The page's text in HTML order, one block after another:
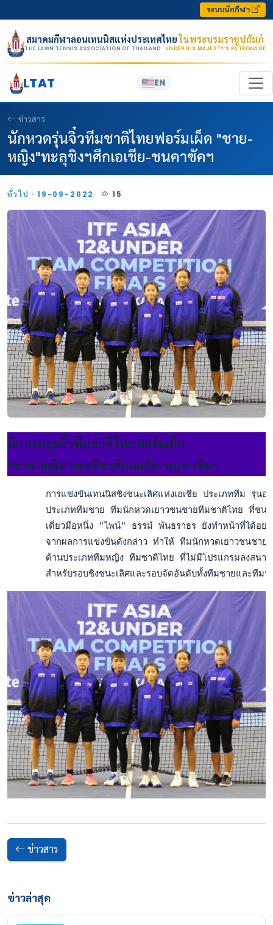
ระบบนักกีฬา
สมาคมกีฬาลอนเทนนิสแห่งประเทศไทยในพระบรมราชูปถัมภ์
THE LAWN TENNIS ASSOCIATION OF THAILAND · UNDER HIS MAJESTY’S PATRONAGE
LTAT EN
ข่าวสาร
นักหวดรุ่นจิ๋วทีมชาติไทยฟอร์มเผ็ด "ชาย-
หญิง"ทะลุชิงฯศึกเอเชีย-ชนคาซัคฯ
ทั่วไป · 19-09-2022 15
นักหวดรุ่นจิ๋วทีมชาติไทยฟอร์มเผ็ด
"ชาย-หญิง"ทะลุชิงฯศึกเอเชีย-ชนคาซัคฯ
การแข่งขันเทนนิสชิงชนะเลิศแห่งเอเชีย ประเภททีม รุ่
ประเภททีมชาย ทีมนักหวดเยาวชนชายทีมชาติไทย ที่ชน
เดี่ยวมือหนึ่ง "ไพน์" ธรรม์ พันธราธร ยังทำหน้าที่ได้อย่
จากผลการแข่งขันดังกล่าว ทำให้ ทีมนักหวดเยาวชนชา
ด้านประเภททีมหญิง ทีมชาติไทย ที่ไม่มีโปรแกรมลงสน
สำหรับรอบชิงชนะเลิศและรอบจัดอันดับทั้งทีมชายและทีม
ข่าวสาร
ข่าวล่าสุด